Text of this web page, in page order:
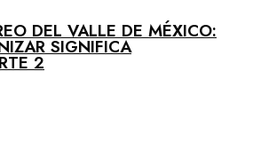
DEL VALLE DE MÉXICO:
SIGNIFICA
2